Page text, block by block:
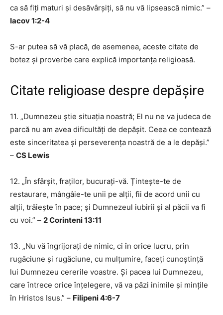
ca să fiți maturi și desăvârșiți, să nu vă lipsească nimic.” –
Iacov 1:2-4
S-ar putea să vă placă, de asemenea, aceste citate de
botez și proverbe care explică importanța religioasă.
Citate religioase despre depășire
11. „Dumnezeu știe situația noastră; El nu ne va judeca de
parcă nu am avea dificultăți de depășit. Ceea ce contează
este sinceritatea și perseverența noastră de a le depăși.”
– CS Lewis
12. „În sfârșit, fraților, bucurați-vă. Țintește-te de
restaurare, mângâie-te unii pe alții, fii de acord unii cu
alții, trăiește în pace; și Dumnezeul iubirii și al păcii va fi
cu voi.” – 2 Corinteni 13:11
13. „Nu vă îngrijorați de nimic, ci în orice lucru, prin
rugăciune și rugăciune, cu mulțumire, faceți cunoștință
lui Dumnezeu cererile voastre. Și pacea lui Dumnezeu,
care întrece orice înțelegere, vă va păzi inimile și mințile
în Hristos Isus.” – Filipeni 4:6-7